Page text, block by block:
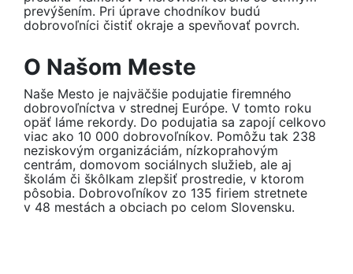
prevýšením. Pri úprave chodníkov budú
dobrovoľníci čistiť okraje a spevňovať povrch.
O Našom Meste
Naše Mesto je najväčšie podujatie firemného
dobrovoľníctva v strednej Európe. V tomto roku
opäť láme rekordy. Do podujatia sa zapojí celkovo
viac ako 10 000 dobrovoľníkov. Pomôžu tak 238
neziskovým organizáciám, nízkoprahovým
centrám, domovom sociálnych služieb, ale aj
školám či škôlkam zlepšiť prostredie, v ktorom
pôsobia. Dobrovoľníkov zo 135 firiem stretnete
v 48 mestách a obciach po celom Slovensku.